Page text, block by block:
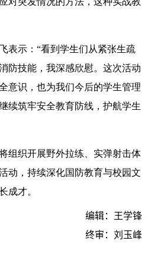
表示：“看到学生们从紧张生疏
防技能，我深感欣慰。这次活动
意识，也为我们今后的学生管理
续筑牢安全教育防线，护航学生
组织开展野外拉练、实弹射击体
动，持续深化国防教育与校园文
成才。
编辑：王学锋
终审：刘玉峰